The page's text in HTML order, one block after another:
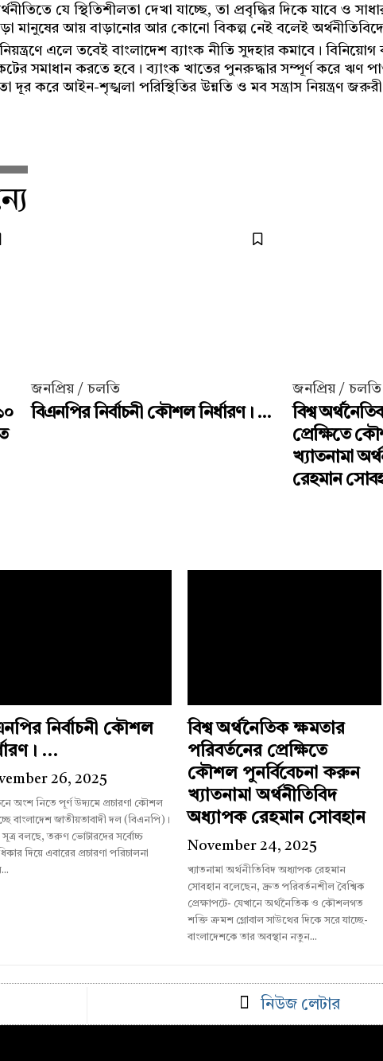
যে স্থিতিশীলতা দেখা যাচ্ছে, তা প্রবৃদ্ধির দিকে যাবে ও
মানুষের আয় বাড়ানোর আর কোনো বিকল্প নেই বলেই
এলে তবেই বাংলাদেশ ব্যাংক নীতি সুদহার কমাবে।
সমাধান করতে হবে। ব্যাংক খাতের পুনরুদ্ধার সম্পূর্ণ করে ঋণ
দূর করে আইন-শৃঙ্খলা পরিস্থিতির উন্নতি ও মব সন্ত্রাস নিয়ন্ত্রণ
জনপ্রিয় / চলতি
বিএনপির নির্বাচনী কৌশল নির্ধারণ। ...
জনপ্রিয় / চলতি
বিশ্ব
প্রেক্ষিতে
খ্যাতনামা
রেহমান
নির্বাচনী কৌশল
...
26, 2025
অংশ নিতে পূর্ণ উদ্যমে প্রচারণা কৌশল
বাংলাদেশ জাতীয়তাবাদী দল (বিএনপি)।
সূত্র বলছে, তরুণ ভোটারদের সর্বোচ্চ
দিয়ে এবারের প্রচারণা পরিচালনা
বিশ্ব অর্থনৈতিক ক্ষমতার
পরিবর্তনের প্রেক্ষিতে
কৌশল পুনর্বিবেচনা করুন
খ্যাতনামা অর্থনীতিবিদ
অধ্যাপক রেহমান সোবহান
November 24, 2025
খ্যাতনামা অর্থনীতিবিদ অধ্যাপক রেহমান
সোবহান বলেছেন, দ্রুত পরিবর্তনশীল বৈশ্বিক
প্রেক্ষাপটে- যেখানে অর্থনৈতিক ও কৌশলগত
শক্তি ক্রমশ গ্লোবাল সাউথের দিকে সরে যাচ্ছে-
বাংলাদেশকে তার অবস্থান নতুন...
নিউজ লেটার